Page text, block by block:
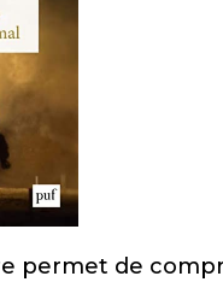
permet de